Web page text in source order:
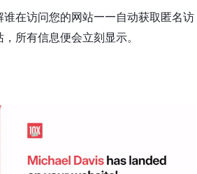
谁在访问您的网站——自动获取匿名访
所有信息便会立刻显示。